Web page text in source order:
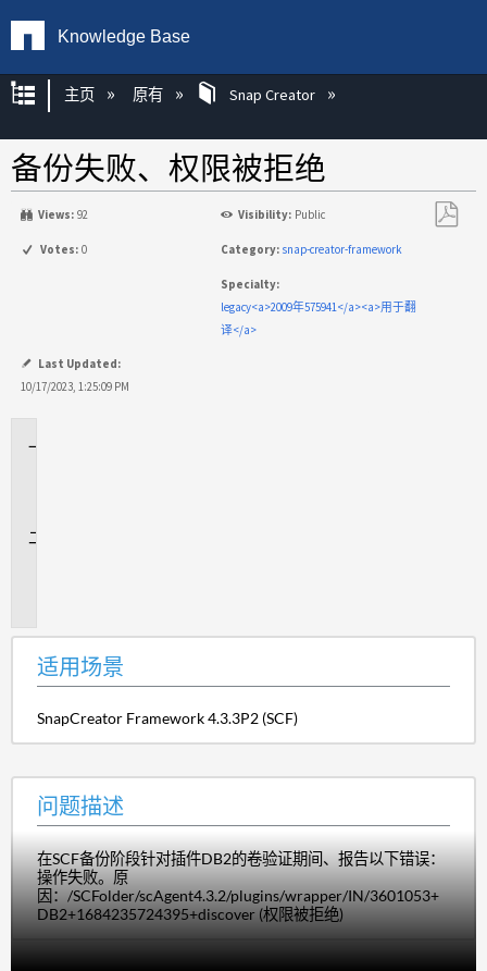
Knowledge Base
扩展/隐缩全局层次
主页 原有 Snap Creator
备份失败、权限被拒绝
Views: 92 Visibility: Public
Votes: 0 Category: snap-creator-framework
Specialty:
legacy<a>2009年575941</a><a>用于翻
译</a>
Last Updated:
10/17/2023, 1:25:09 PM
适用场景
SnapCreator Framework 4.3.3P2 (SCF)
问题描述
在SCF备份阶段针对插件DB2的卷验证期间、报告以下错误：
操作失败。原
因：/SCFolder/scAgent4.3.2/plugins/wrapper/IN/3601053+
DB2+1684235724395+discover (权限被拒绝)